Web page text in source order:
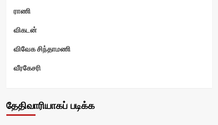
ராணி
விகடன்
விவேக சிந்தாமணி
வீரகேசரி
தேதிவாரியாகப் படிக்க